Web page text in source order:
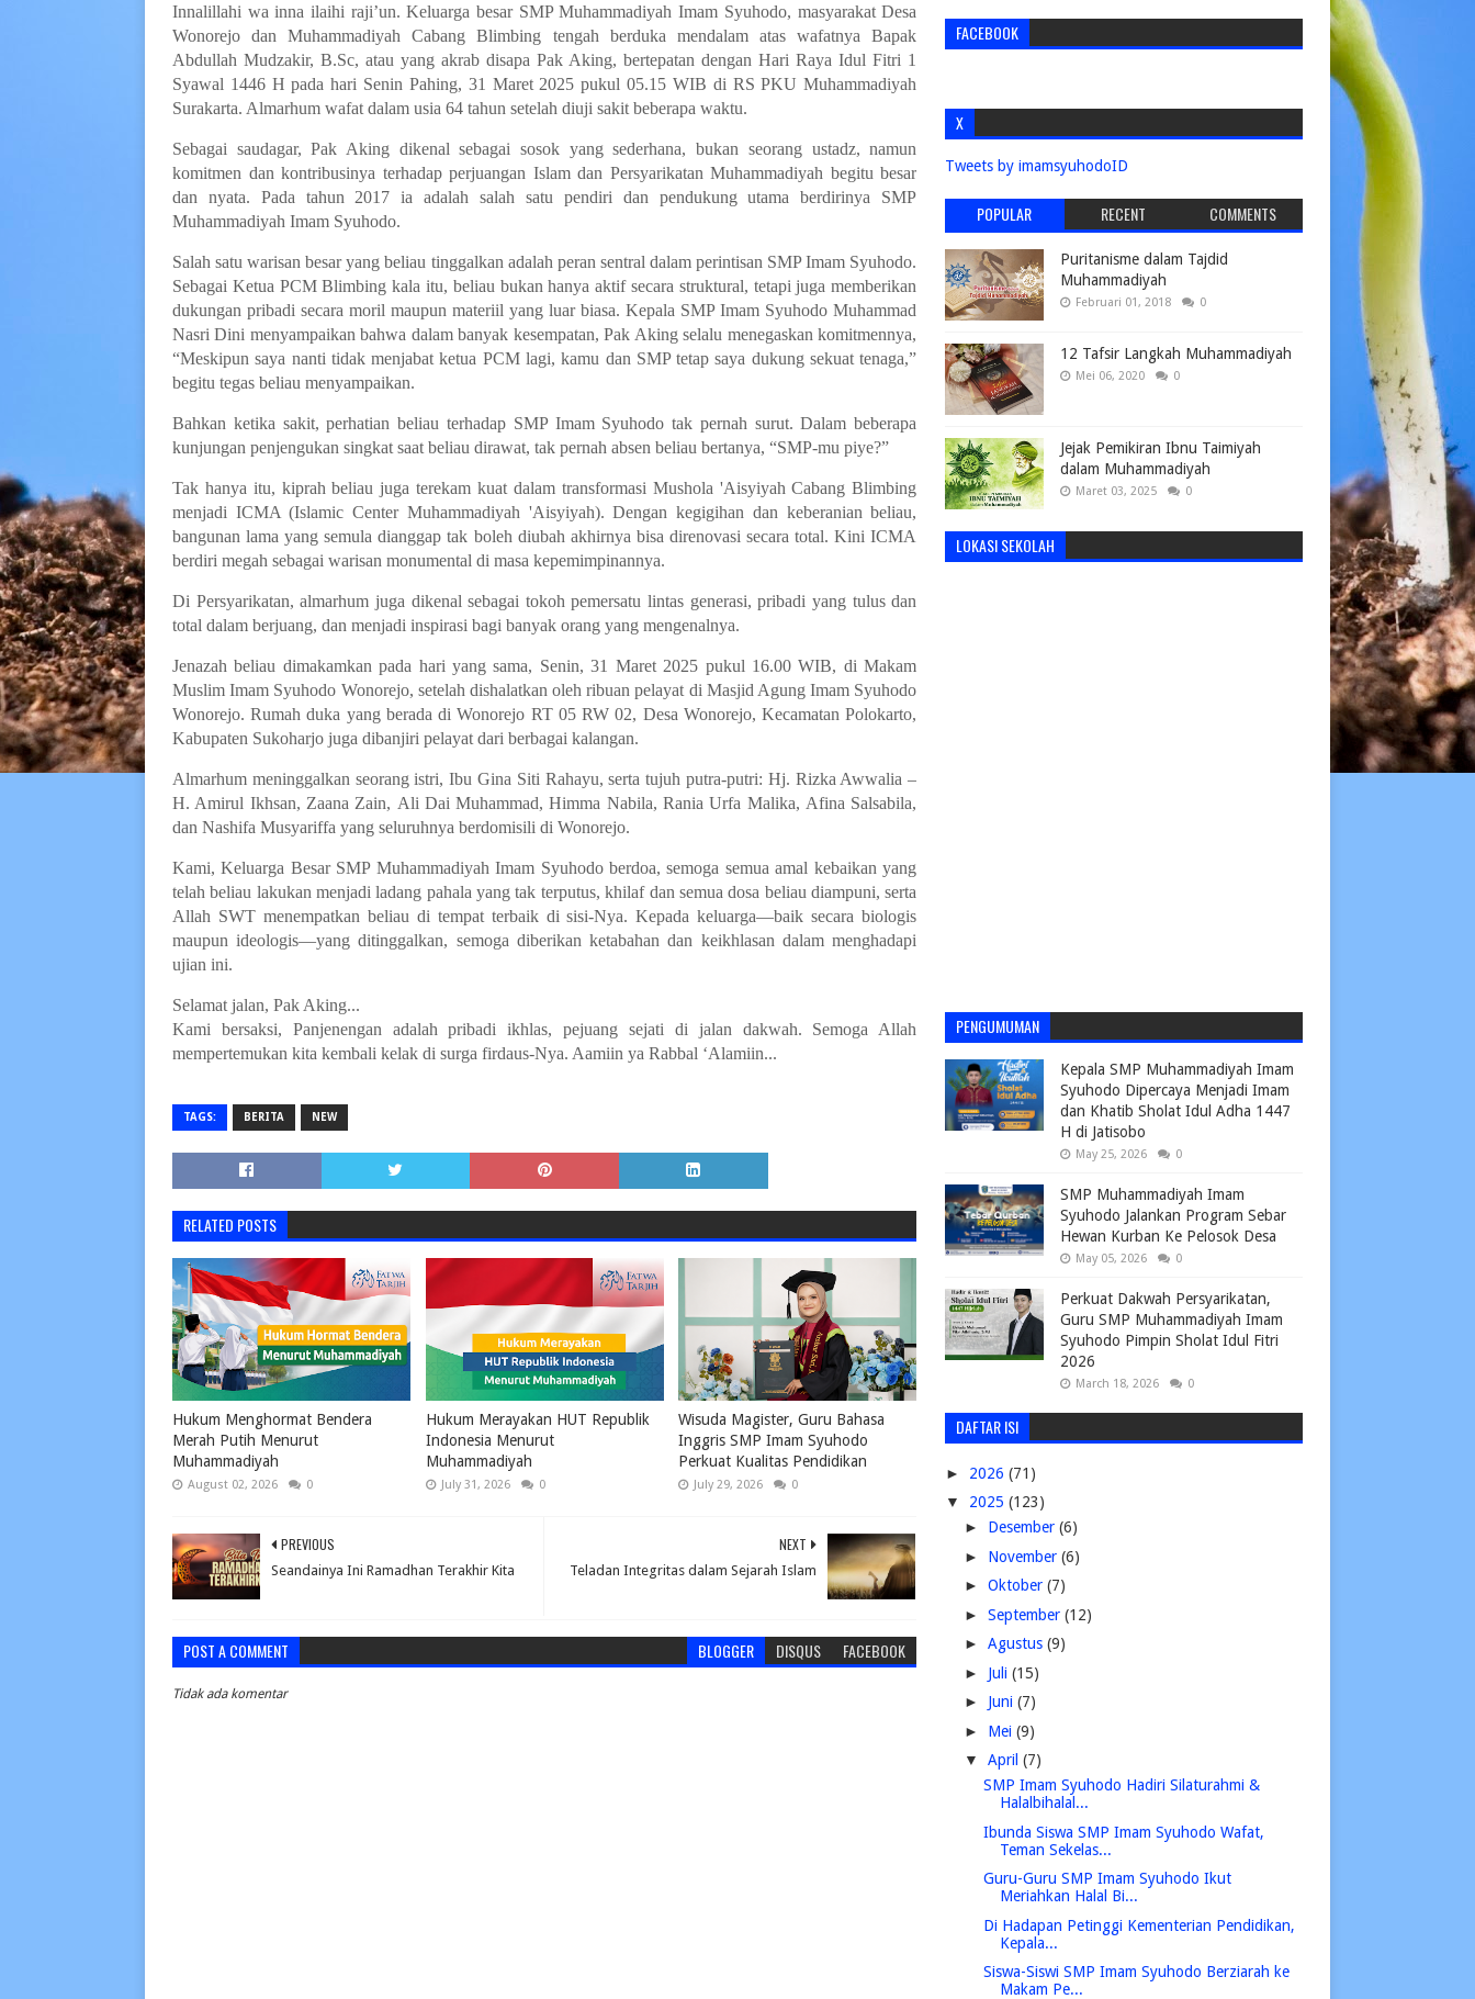
Innalillahi wa inna ilaihi raji’un. Keluarga besar SMP Muhammadiyah Imam Syuhodo, masyarakat Desa
Wonorejo dan Muhammadiyah Cabang Blimbing tengah berduka mendalam atas wafatnya Bapak
Abdullah Mudzakir, B.Sc, atau yang akrab disapaPak Aking, bertepatan dengan Hari Raya Idul Fitri 1
Syawal 1446 H pada hari Senin Pahing, 31 Maret 2025 pukul05.15 WIB di RS PKU Muhammadiyah
Surakarta. Almarhum wafat dalam usia 64 tahun setelah diuji sakit beberapa waktu.
Sebagai saudagar, Pak Aking dikenal sebagai sosok yang sederhana, bukan seorang ustadz, namun
komitmen dan kontribusinya terhadap perjuangan Islam dan Persyarikatan Muhammadiyah begitu besar
dan nyata. Pada tahun 2017 ia adalah salah satu pendiri dan pendukung utama berdirinya SMP
Muhammadiyah Imam Syuhodo.
Salah satu warisan besar yang beliau tinggalkan adalah peran sentral dalam perintisan SMP Imam Syuhodo.
Sebagai Ketua PCM Blimbing kala itu, beliau bukan hanya aktif secara struktural, tetapi juga memberikan
dukungan pribadi secara moril maupun materiil yang luar biasa. Kepala SMP Imam Syuhodo Muhammad
Nasri Dini menyampaikan bahwa dalam banyak kesempatan, Pak Aking selalu menegaskan komitmennya,
“Meskipun saya nanti tidak menjabat ketua PCM lagi, kamu dan SMP tetap saya dukung sekuat tenaga,”
begitu tegas beliau menyampaikan.
Bahkan ketika sakit, perhatian beliau terhadap SMP Imam Syuhodo tak pernah surut. Dalam beberapa
kunjungan penjengukan singkat saat beliau dirawat, tak pernah absen beliau bertanya, “SMP-mu piye?”
Tak hanya itu, kiprah beliau juga terekam kuat dalam transformasi Mushola 'Aisyiyah Cabang Blimbing
menjadi ICMA (Islamic Center Muhammadiyah 'Aisyiyah). Dengan kegigihan dan keberanian beliau,
bangunan lama yang semula dianggap tak boleh diubah akhirnya bisa direnovasi secara total. Kini ICMA
berdiri megah sebagai warisan monumental di masa kepemimpinannya.
Di Persyarikatan, almarhum juga dikenal sebagai tokoh pemersatu lintas generasi, pribadi yang tulus dan
total dalam berjuang, dan menjadi inspirasi bagi banyak orang yang mengenalnya.
Jenazah beliau dimakamkan pada hari yang sama, Senin, 31 Maret 2025 pukul 16.00 WIB, diMakam
Muslim Imam Syuhodo Wonorejo, setelah dishalatkan oleh ribuan pelayat di Masjid Agung Imam Syuhodo
Wonorejo. Rumah duka yang berada diWonorejo RT 05 RW 02, Desa Wonorejo, Kecamatan Polokarto,
Kabupaten Sukoharjo juga dibanjiri pelayat dari berbagai kalangan.
Almarhum meninggalkan seorang istri,Ibu Gina Siti Rahayu, serta tujuh putra-putri: Hj. Rizka Awwalia –
H. Amirul Ikhsan, Zaana Zain, Ali Dai Muhammad, Himma Nabila, Rania Urfa Malika, Afina Salsabila,
dan Nashifa Musyariffa yang seluruhnya berdomisili di Wonorejo.
Kami, Keluarga Besar SMP Muhammadiyah Imam Syuhodo berdoa, semoga semua amal kebaikanyang
telah beliau lakukan menjadiladang pahala yang tak terputus, khilaf dan semua dosa beliau diampuni, serta
Allah SWT menempatkan beliau di tempat terbaik di sisi-Nya. Kepada keluarga—baik secara biologis
maupun ideologis—yang ditinggalkan, semoga diberikan ketabahan dan keikhlasan dalam menghadapi
ujian ini.
Selamat jalan, Pak Aking...
Kami bersaksi, Panjenengan adalah pribadi ikhlas, pejuang sejati di jalan dakwah. Semoga Allah
mempertemukan kita kembali kelak di surga firdaus-Nya. Aamiin ya Rabbal ‘Alamiin...
TAGS: BERITA NEW
RELATED POSTS
Hukum Menghormat Bendera
Merah Putih Menurut
Muhammadiyah
August 02, 2026 0
Hukum Merayakan HUT Republik
Indonesia Menurut
Muhammadiyah
July 31, 2026 0
Wisuda Magister, Guru Bahasa
Inggris SMP Imam Syuhodo
Perkuat Kualitas Pendidikan
July 29, 2026 0
NEXT
Teladan Integritas dalam Sejarah Islam
PREVIOUS
Seandainya Ini Ramadhan Terakhir Kita
POST A COMMENT BLOGGER DISQUS FACEBOOK
Tidak ada komentar
FACEBOOK
X
Tweets by imamsyuhodoID
POPULAR RECENT COMMENTS
Puritanisme dalam Tajdid
Muhammadiyah
Februari 01, 2018 0
12 Tafsir Langkah Muhammadiyah
Mei 06, 2020 0
Jejak Pemikiran Ibnu Taimiyah
dalam Muhammadiyah
Maret 03, 2025 0
LOKASI SEKOLAH
PENGUMUMAN
Kepala SMP Muhammadiyah Imam
Syuhodo Dipercaya Menjadi Imam
dan Khatib Sholat Idul Adha 1447
H di Jatisobo
May 25, 2026 0
SMP Muhammadiyah Imam
Syuhodo Jalankan Program Sebar
Hewan Kurban Ke Pelosok Desa
May 05, 2026 0
Perkuat Dakwah Persyarikatan,
Guru SMP Muhammadiyah Imam
Syuhodo Pimpin Sholat Idul Fitri
2026
March 18, 2026 0
DAFTAR ISI
► 2026 (71)
▼ 2025 (123)
► Desember (6)
► November (6)
► Oktober (7)
► September (12)
► Agustus (9)
► Juli (15)
► Juni (7)
► Mei (9)
▼ April (7)
SMP Imam Syuhodo Hadiri Silaturahmi &
Halalbihalal...
Ibunda Siswa SMP Imam Syuhodo Wafat,
Teman Sekelas...
Guru-Guru SMP Imam Syuhodo Ikut
Meriahkan Halal Bi...
Di Hadapan Petinggi Kementerian Pendidikan,
Kepala...
Siswa-Siswi SMP Imam Syuhodo Berziarah ke
Makam Pe...